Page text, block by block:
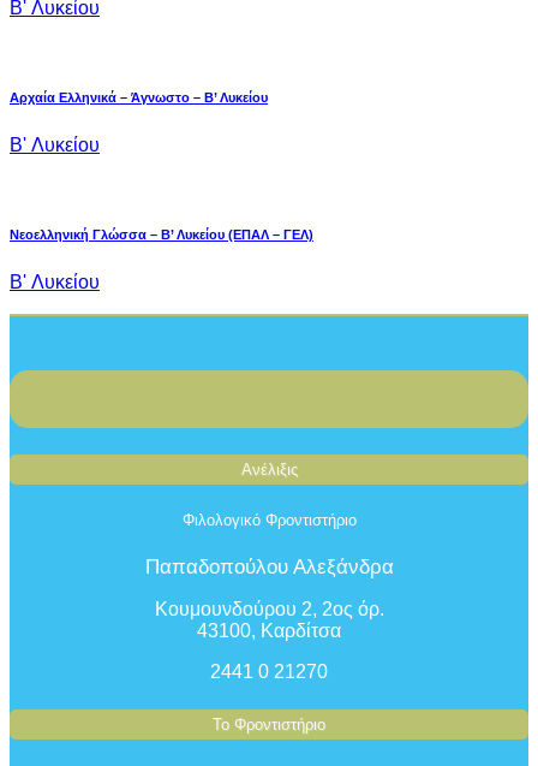
B' Λυκείου
Αρχαία Ελληνικά – Άγνωστο – Β’ Λυκείου
B' Λυκείου
Νεοελληνική Γλώσσα – Β’ Λυκείου (ΕΠΑΛ – ΓΕΛ)
B' Λυκείου
Ανέλιξις
Φιλολογικό Φροντιστήριο
Παπαδοπούλου Αλεξάνδρα
Κουμουνδούρου 2, 2ος όρ.
43100, Καρδίτσα
2441 0 21270
Το Φροντιστήριο